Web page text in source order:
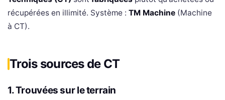
récupérées en illimité. Système : TM Machine (Machine
à CT).
Trois sources de CT
1. Trouvées sur le terrain